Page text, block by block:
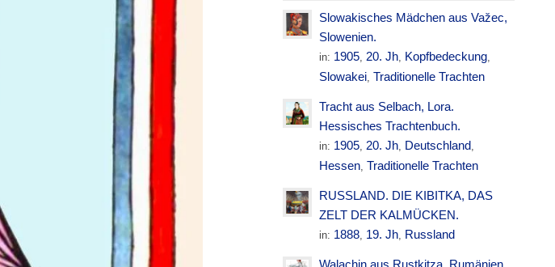
Slowakisches Mädchen aus Važec,
Slowenien.
in: 1905,20. Jh, Kopfbedeckung,
Slowakei, Traditionelle Trachten
Tracht aus Selbach, Lora.
Hessisches Trachtenbuch.
in: 1905,20. Jh, Deutschland,
Hessen, Traditionelle Trachten
RUSSLAND. DIE KIBITKA, DAS
ZELT DER KALMÜCKEN.
in: 1888, 19. Jh, Russland
Walachin aus Rustkitza. Rumänien